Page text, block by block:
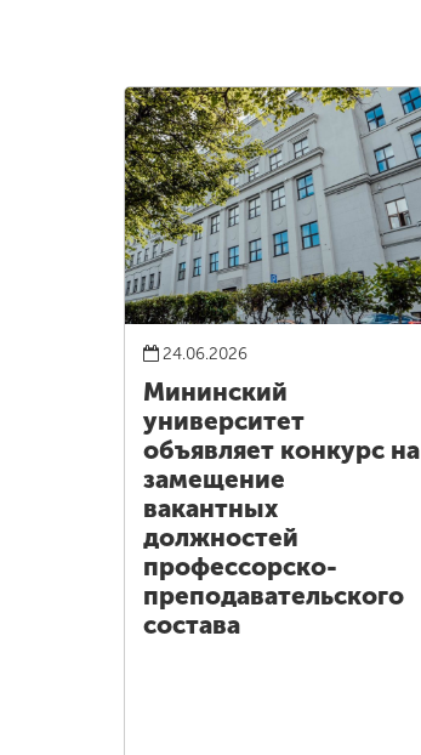
24.06.2026
Мининский
университет
объявляет конкурс на
замещение
вакантных
должностей
профессорско-
преподавательского
состава